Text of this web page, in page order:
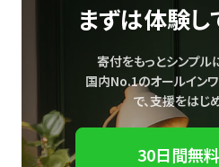
まずは体験し
寄付をもっとシンプル
国内No.1のオールイン
で、支援をはじめ
30日間無